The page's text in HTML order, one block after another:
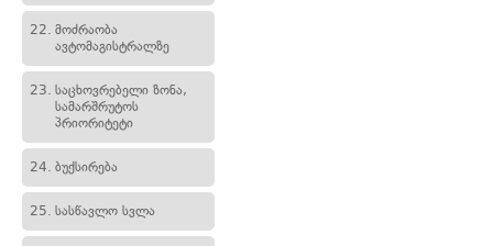
22. მოძრაობა
ავტომაგისტრალზე
23. საცხოვრებელი ზონა,
სამარშრუტოს
პრიორიტეტი
24. ბუქსირება
25. სასწავლო სვლა